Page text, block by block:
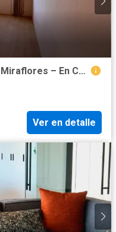
¡En Estreno! Departamento En Miraflores – En Conjunto Residencial
Ver en detalle